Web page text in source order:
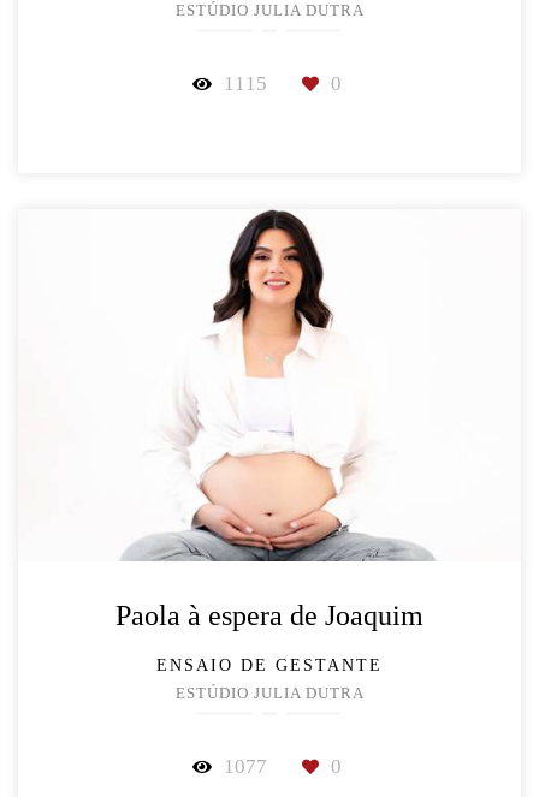
ESTÚDIO JULIA DUTRA
1115 0
Paola à espera de Joaquim
ENSAIO DE GESTANTE
ESTÚDIO JULIA DUTRA
1077 0